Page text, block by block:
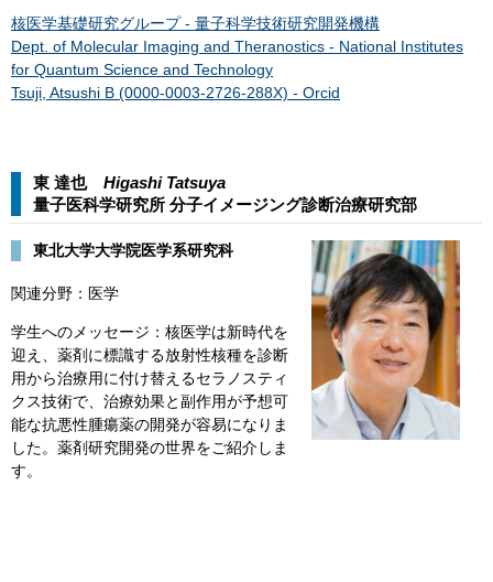
核医学基礎研究グループ - 量子科学技術研究開発機構
Dept. of Molecular Imaging and Theranostics - National Institutes
for Quantum Science and Technology
Tsuji, Atsushi B (0000-0003-2726-288X) - Orcid
東 達也 Higashi Tatsuya
量子医科学研究所 分子イメージング診断治療研究部​
東北大学大学院医学系研究科
関連分野：医学
学生へのメッセージ：核医学は新時代を
迎え、薬剤に標識する放射性核種を診断
用から治療用に付け替えるセラノスティ
クス技術で、治療効果と副作用が予想可
能な抗悪性腫瘍薬の開発が容易になりま
した。薬剤研究開発の世界をご紹介しま
す。